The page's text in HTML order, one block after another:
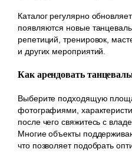
Каталог регулярно
появляются новые
репетиций, тренировок,
и других мероприятий.
Как арендовать
Выберите подходящую
фотографиями,
после чего свяжитесь с
Многие объекты
что позволяет подобрать